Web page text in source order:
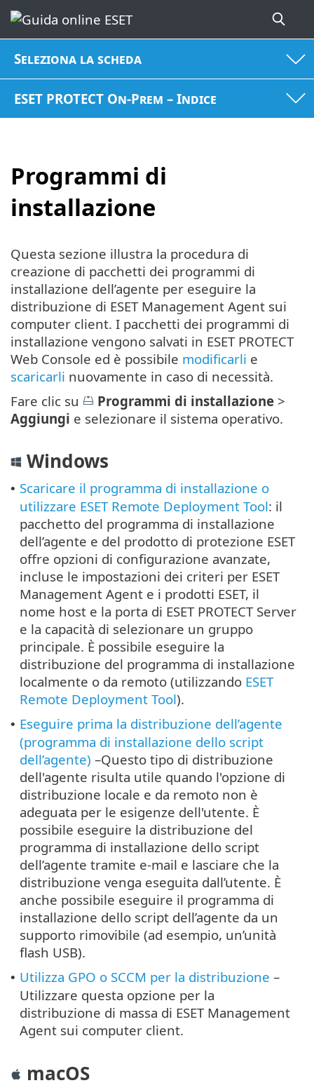
Seleziona la scheda
ESET PROTECT On-Prem – Indice
Programmi di
installazione
Questa sezione illustra la procedura di
creazione di pacchetti dei programmi di
installazione dell’agente per eseguire la
distribuzione di ESET Management Agent sui
computer client. I pacchetti dei programmi di
installazione vengono salvati in ESET PROTECT
Web Console ed è possibile modificarli e
scaricarli nuovamente in caso di necessità.
Fare clic su
Programmi di installazione >
Aggiungi e selezionare il sistema operativo.
Windows
• Scaricare il programma di installazione o
utilizzare ESET Remote Deployment Tool: il
pacchetto del programma di installazione
dell’agente e del prodotto di protezione ESET
offre opzioni di configurazione avanzate,
incluse le impostazioni dei criteri per ESET
Management Agent e i prodotti ESET, il
nome host e la porta di ESET PROTECT Server
e la capacità di selezionare un gruppo
principale. È possibile eseguire la
distribuzione del programma di installazione
localmente o da remoto (utilizzando ESET
Remote Deployment Tool).
• Eseguire prima la distribuzione dell’agente
(programma di installazione dello script
dell’agente) –Questo tipo di distribuzione
dell'agente risulta utile quando l'opzione di
distribuzione locale e da remoto non è
adeguata per le esigenze dell'utente. È
possibile eseguire la distribuzione del
programma di installazione dello script
dell’agente tramite e-mail e lasciare che la
distribuzione venga eseguita dall’utente. È
anche possibile eseguire il programma di
installazione dello script dell’agente da un
supporto rimovibile (ad esempio, un’unità
flash USB).
• Utilizza GPO o SCCM per la distribuzione –
Utilizzare questa opzione per la
distribuzione di massa di ESET Management
Agent sui computer client.
macOS